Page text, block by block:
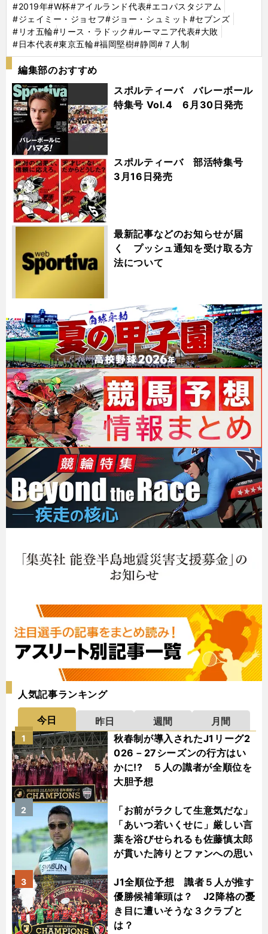
#2019年#W杯#アイルランド代表#エコパスタジアム
#ジェイミー・ジョセフ#ジョー・シュミット #セブンズ
#リオ五輪#リース・ラドック#ルーマニア代表#大敗
#日本代表#東京五輪#福岡堅樹#静岡#７人制
編集部のおすすめ
スポルティーバ バレーボール
特集号 Vol.4 6月30日発売
スポルティーバ 部活特集号
3月16日発売
最新記事などのお知らせが届
く プッシュ通知を受け取る方
法について
人気記事ランキング
今日 昨日 週間
月間
秋春制が導入されたJ1リーグ2
026－27シーズンの行方はい
かに!? ５人の識者が全順位を
大胆予想
1
「お前がラクして生意気だな」
「あいつ若いくせに」厳しい言
葉を浴びせられるも佐藤慎太郎
が貫いた誇りとファンへの思い
2
J1全順位予想 識者５人が推す
優勝候補筆頭は？ J2降格の憂
き目に遭いそうな３クラブと
は？
3